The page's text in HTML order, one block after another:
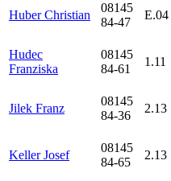
Huber Christian
08145
84-47
E.04
Hudec
Franziska
08145
84-61
1.11
Jilek Franz
08145
84-36
2.13
Keller Josef
08145
84-65
2.13